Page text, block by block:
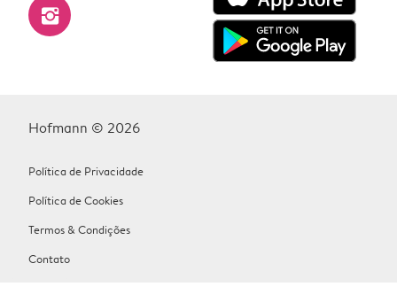
instagram
Hofmann © 2026
Política de Privacidade
Política de Cookies
Termos & Condições
Contato